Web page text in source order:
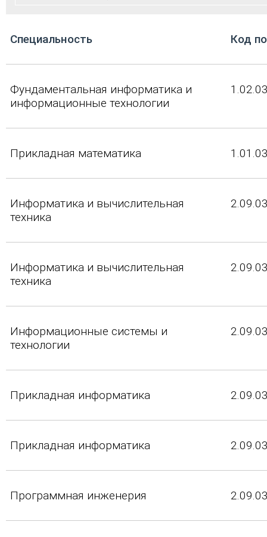
Cпециальность Код
Фундаментальная информатика и
информационные технологии
Прикладная математика
Информатика и вычислительная
техника
Информатика и вычислительная
техника
Информационные системы и
технологии
Прикладная информатика
Прикладная информатика
Программная инженерия